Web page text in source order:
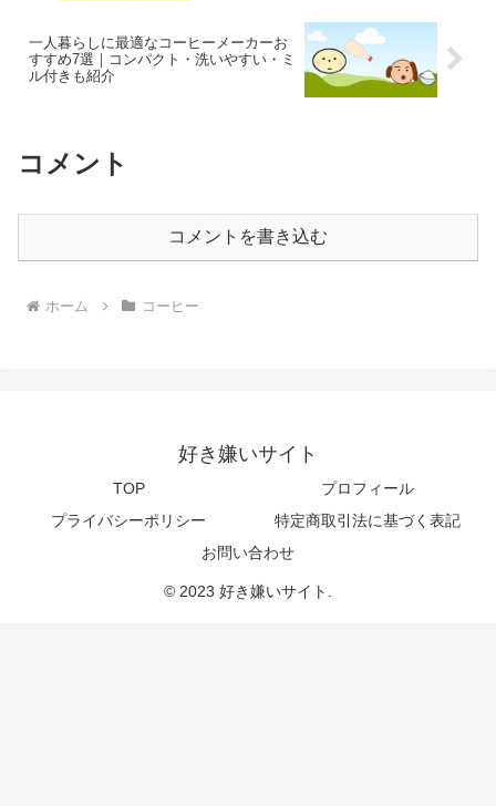
一人暮らしに最適なコーヒーメーカーお
すすめ7選｜コンパクト・洗いやすい・ミ
ル付きも紹介
コメント
コメントを書き込む
ホーム コーヒー
好き嫌いサイト
TOP
プロフィール
プライバシーポリシー
特定商取引法に基づく表記
お問い合わせ
© 2023 好き嫌いサイト.